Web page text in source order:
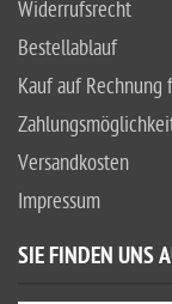
Widerrufsrecht
Bestellablauf
Kauf auf
Versandkosten
Impressum
SIE FINDEN UNS